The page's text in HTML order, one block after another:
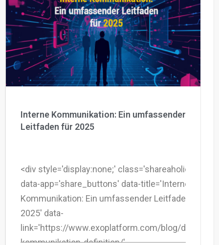
Interne Kommunikation: Ein umfassender
Leitfaden für 2025
<div style='display:none;' class='shareaholic-
data-app='share_buttons' data-title='Interne
Kommunikation: Ein umfassender Leitfaden für
2025' data-
link='https://www.exoplatform.com/blog/de/
kommunikation-definition/'